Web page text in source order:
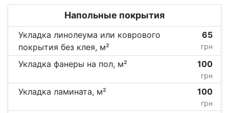
Напольные покрытия
Укладка линолеума или коврового
покрытия без клея, м²
65
грн
Укладка фанеры на пол, м² 100
грн
Укладка ламината, м² 100
грн